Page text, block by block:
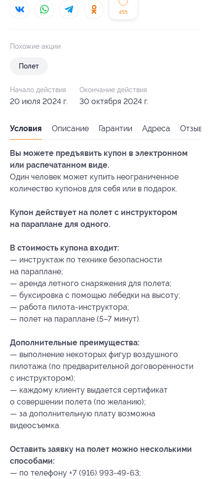
455
Похожие акции
Полет
Начало действия
20 июля 2024 г.
Окончание действия
30 октября 2024 г.
Условия Описание Гарантии Адреса Отзывы
Вы можете предъявить купон в электронном
или распечатанном виде.
Один человек может купить неограниченное
количество купонов для себя или в подарок.
Купон действует на полет с инструктором
на параплане для одного.
В стоимость купона входит:
— инструктаж по технике безопасности
на параплане;
— аренда летного снаряжения для полета;
— буксировка с помощью лебедки на высоту;
— работа пилота-инструктора;
— полет на параплане (5–7 минут).
Дополнительные преимущества:
— выполнение некоторых фигур воздушного
пилотажа (по предварительной договоренности
с инструктором);
— каждому клиенту выдается сертификат
о совершении полета (по желанию);
— за дополнительную плату возможна
видеосъемка.
Оставить заявку на полет можно несколькими
способами:
— по телефону +7 (916) 993-49-63;